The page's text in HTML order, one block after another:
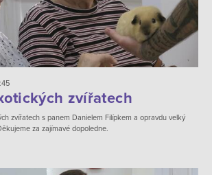
zvířatech
zvířatech s panem Danielem Filípkem a opravdu velký
za zajímavé dopoledne.